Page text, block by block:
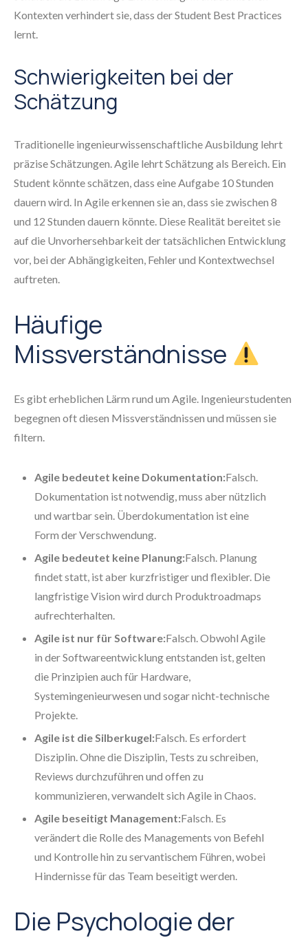
Kontexten verhindert sie, dass der Student Best Practices
lernt.
Schwierigkeiten bei der
Schätzung
Traditionelle ingenieurwissenschaftliche Ausbildung lehrt
präzise Schätzungen. Agile lehrt Schätzung als Bereich. Ein
Student könnte schätzen, dass eine Aufgabe 10 Stunden
dauern wird. In Agile erkennen sie an, dass sie zwischen 8
und 12 Stunden dauern könnte. Diese Realität bereitet sie
auf die Unvorhersehbarkeit der tatsächlichen Entwicklung
vor, bei der Abhängigkeiten, Fehler und Kontextwechsel
auftreten.
Häufige
Missverständnisse
Es gibt erheblichen Lärm rund um Agile. Ingenieurstudenten
begegnen oft diesen Missverständnissen und müssen sie
filtern.
Agile bedeutet keine Dokumentation:Falsch.
Dokumentation ist notwendig, muss aber nützlich
und wartbar sein. Überdokumentation ist eine
Form der Verschwendung.
Agile bedeutet keine Planung:Falsch. Planung
findet statt, ist aber kurzfristiger und flexibler. Die
langfristige Vision wird durch Produktroadmaps
aufrechterhalten.
Agile ist nur für Software:Falsch. Obwohl Agile
in der Softwareentwicklung entstanden ist, gelten
die Prinzipien auch für Hardware,
Systemingenieurwesen und sogar nicht-technische
Projekte.
Agile ist die Silberkugel:Falsch. Es erfordert
Disziplin. Ohne die Disziplin, Tests zu schreiben,
Reviews durchzuführen und offen zu
kommunizieren, verwandelt sich Agile in Chaos.
Agile beseitigt Management:Falsch. Es
verändert die Rolle des Managements von Befehl
und Kontrolle hin zu servantischem Führen, wobei
Hindernisse für das Team beseitigt werden.
Die Psychologie der